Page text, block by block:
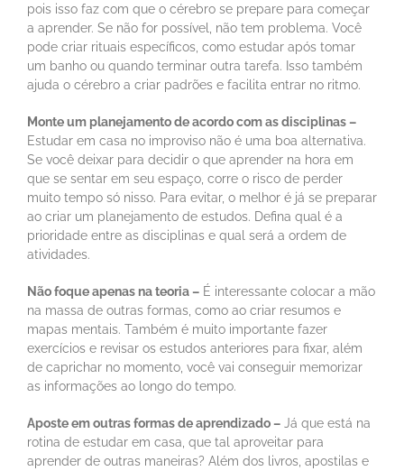
pois isso faz com que o cérebro se prepare para começar
a aprender. Se não for possível, não tem problema. Você
pode criar rituais específicos, como estudar após tomar
um banho ou quando terminar outra tarefa. Isso também
ajuda o cérebro a criar padrões e facilita entrar no ritmo.
Monte um planejamento de acordo com as disciplinas –
Estudar em casa no improviso não é uma boa alternativa.
Se você deixar para decidir o que aprender na hora em
que se sentar em seu espaço, corre o risco de perder
muito tempo só nisso. Para evitar, o melhor é já se preparar
ao criar um planejamento de estudos. Defina qual é a
prioridade entre as disciplinas e qual será a ordem de
atividades.
Não foque apenas na teoria – É interessante colocar a mão
na massa de outras formas, como ao criar resumos e
mapas mentais. Também é muito importante fazer
exercícios e revisar os estudos anteriores para fixar, além
de caprichar no momento, você vai conseguir memorizar
as informações ao longo do tempo.
Aposte em outras formas de aprendizado – Já que está na
rotina de estudar em casa, que tal aproveitar para
aprender de outras maneiras? Além dos livros, apostilas e